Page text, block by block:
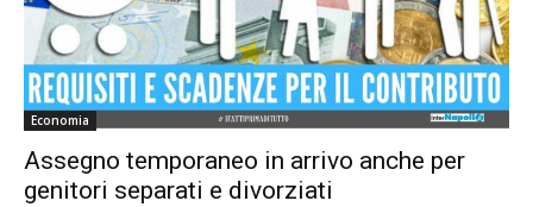
Economia
Assegno temporaneo in arrivo anche per
genitori separati e divorziati